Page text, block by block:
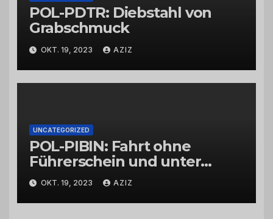
POL-PDTR: Diebstahl von
Grabschmuck
OKT. 19, 2023 AZIZ
UNCATEGORIZED
POL-PIBIN: Fahrt ohne
Führerschein und unter
Einfluss von Drogen
OKT. 19, 2023 AZIZ